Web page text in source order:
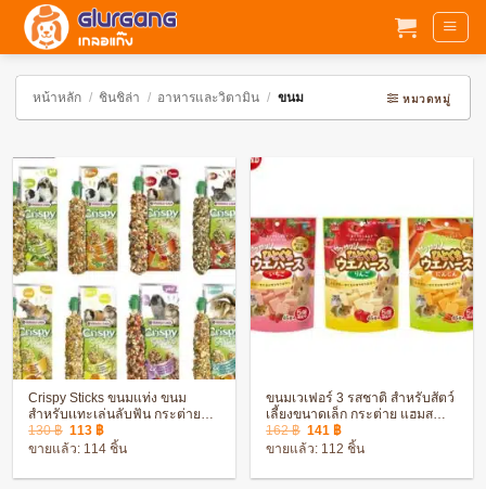
ข้าม
หน้าหลัก / ชินชิล่า / อาหารและวิตามิน / ขนม หมวดหมู่
Crispy Sticks ขนมแท่ง ขนม
สำหรับเเทะเล่นลับฟัน กระต่าย
ชินชิล่า แฮมสเตอร์
130฿ Original
price
was:
113 ฿Current
price
is:
ขายแล้ว: 114 ชิ้น
ขนมเวเฟอร์ 3 รสชาติ สำหรับสัตว์
เลี้ยงขนาดเล็ก กระต่าย แฮมส
เตอร์
162฿ Original
price
was:
141 ฿Current
price
is:
ขายแล้ว: 112 ชิ้น